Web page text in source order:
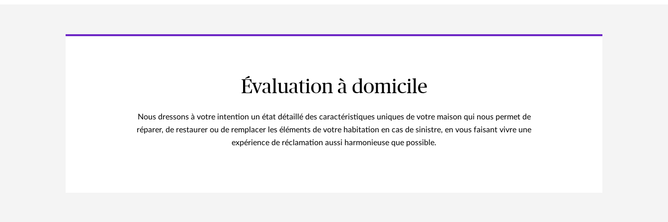
Évaluation à domicile
Nous dressons à votre intention un état détaillé des caractéristiques uniques de votre maison qui nous permet de
réparer, de restaurer ou de remplacer les éléments de votre habitation en cas de sinistre, en vous faisant vivre une
expérience de réclamation aussi harmonieuse que possible.